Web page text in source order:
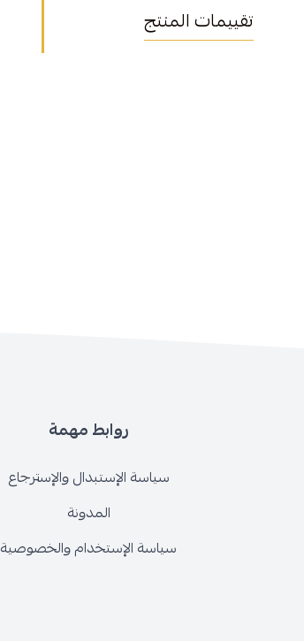
تقييمات المنتج
روابط مهمة
سياسة الإستبدال والإسترجاع
المدونة
سياسة الإستخدام والخصوصية